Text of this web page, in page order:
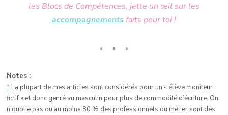
les Blocs de Compétences, jette un œil sur les
accompagnements faits pour toi !
Notes :
* La plupart de mes articles sont considérés pour un « élève moniteur
fictif » et donc genré au masculin pour plus de commodité d’écriture. On
n’oublie pas qu’au moins 80 % des professionnels du métier sont des